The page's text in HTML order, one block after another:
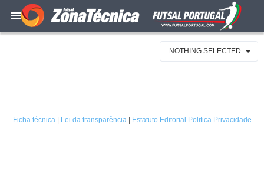
NOTHING SELECTED
Ficha técnica| Lei da transparência| Estatuto Editorial Politica Privacidade